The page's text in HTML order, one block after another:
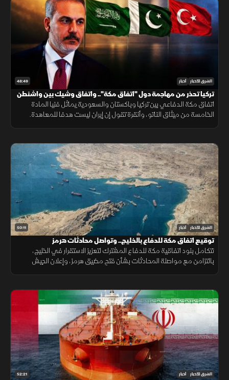
48:49 الشرق للأخبار أخبار
تركيا تحذر من مهاجمة دول "اتفاق مكة".. واتفاق وشيك بين واشنطن
وطهران
اتفاق مكة الدفاعي بين تركيا وباكستان والسعودية يماثل فنيا المادة
الخامسة من ميثاق الناتو، وأنقرة تقول إن إيران ليست هدفا للمعاهدة.
50:11 الشرق للأخبار أخبار
توقيع اتفاق مكة للدفاع بالخليج.. وتواصل محادثات هرمز
تتكامل بنود اتفاقية مكة للدفاع المشترك لتعزيز الاستقرار في الخليج،
بالتزامن مع مواصلة المحادثات بشأن فتح مضيق هرمز، وإعلان الجيش
52:21 الشرق للأخبار أخبار